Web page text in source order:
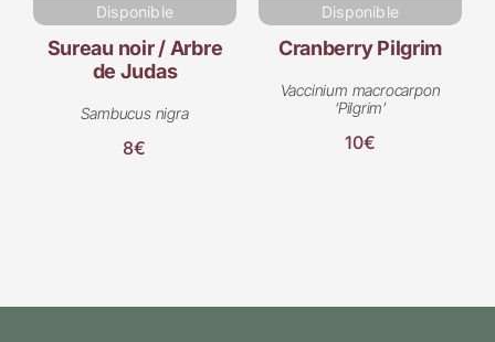
Disponible
Sureau noir / Arbre
de Judas
Sambucus nigra
8€
Disponible
Cranberry Pilgrim
Vaccinium macrocarpon
‘Pilgrim’
10€